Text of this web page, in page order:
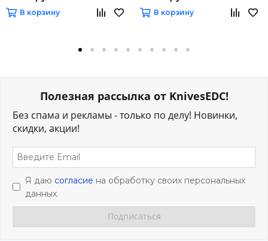
В корзину В корзину
Полезная рассылка от KnivesEDC!
Без спама и рекламы - только по делу! Новинки,
скидки, акции!
Я даю согласие на обработку своих персональных
данных.